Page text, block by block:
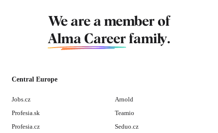
We are a member of
Alma Career family.
Central Europe
Jobs.cz
Profesia.sk
Profesia.cz
Arnold
Teamio
Seduo.cz